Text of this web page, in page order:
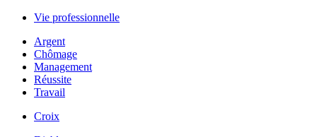
Vie professionnelle
Argent
Chômage
Management
Réussite
Travail
Croix